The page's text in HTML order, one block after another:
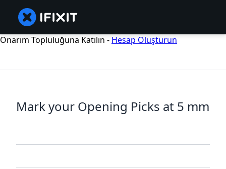
Onarım Topluluğuna Katılın - Hesap Oluşturun
Mark your Opening Picks at 5 mm